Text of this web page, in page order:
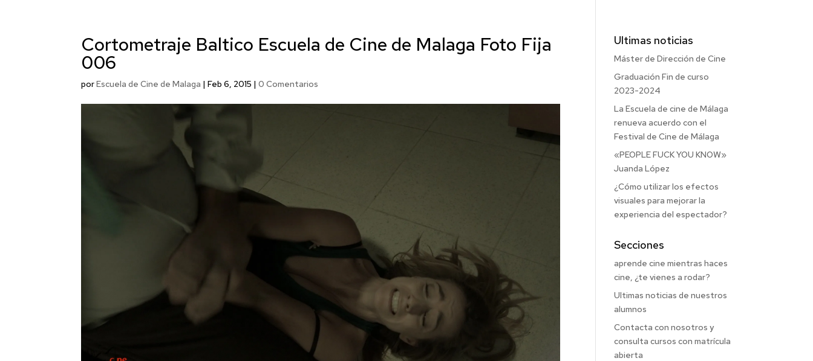
Cortometraje Baltico Escuela de Cine de Malaga Foto Fija
006
porEscuela de Cine de Malaga |Feb 6, 2015 |0 Comentarios
Ultimas noticias
Máster de Dirección de Cine
Graduación Fin de curso
2023-2024
La Escuela de cine de Málaga
renueva acuerdo con el
Festival de Cine de Málaga
«PEOPLE FUCK YOU KNOW»
Juanda López
¿Cómo utilizar los efectos
visuales para mejorar la
experiencia del espectador?
Secciones
aprende cine mientras haces
cine, ¿te vienes a rodar?
Ultimas noticias de nuestros
alumnos
Contacta con nosotros y
consulta cursos con matrícula
abierta